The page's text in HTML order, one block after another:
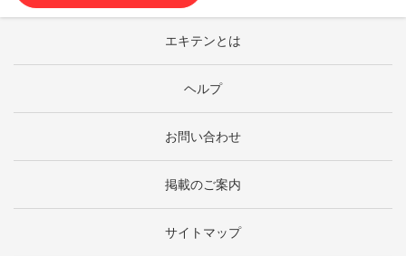
エキテンとは
ヘルプ
お問い合わせ
掲載のご案内
サイトマップ